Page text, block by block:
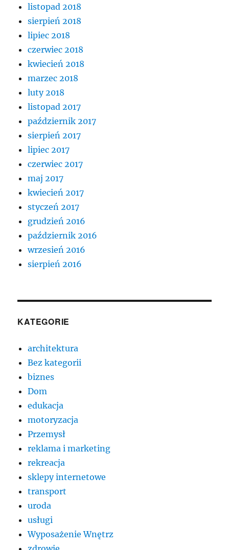
listopad 2018
sierpień 2018
lipiec 2018
czerwiec 2018
kwiecień 2018
marzec 2018
luty 2018
listopad 2017
październik 2017
sierpień 2017
lipiec 2017
czerwiec 2017
maj 2017
kwiecień 2017
styczeń 2017
grudzień 2016
październik 2016
wrzesień 2016
sierpień 2016
KATEGORIE
architektura
Bez kategorii
biznes
Dom
edukacja
motoryzacja
Przemysł
reklama i marketing
rekreacja
sklepy internetowe
transport
uroda
usługi
Wyposażenie Wnętrz